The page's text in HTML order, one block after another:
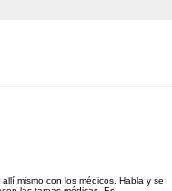
mismo con los médicos. Habla y se